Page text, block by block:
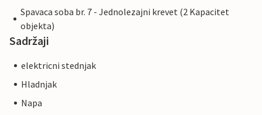
Spavaca soba br. 7 - Jednolezajni krevet (2 Kapacitet
objekta)
Sadržaji
elektricni stednjak
Hladnjak
Napa